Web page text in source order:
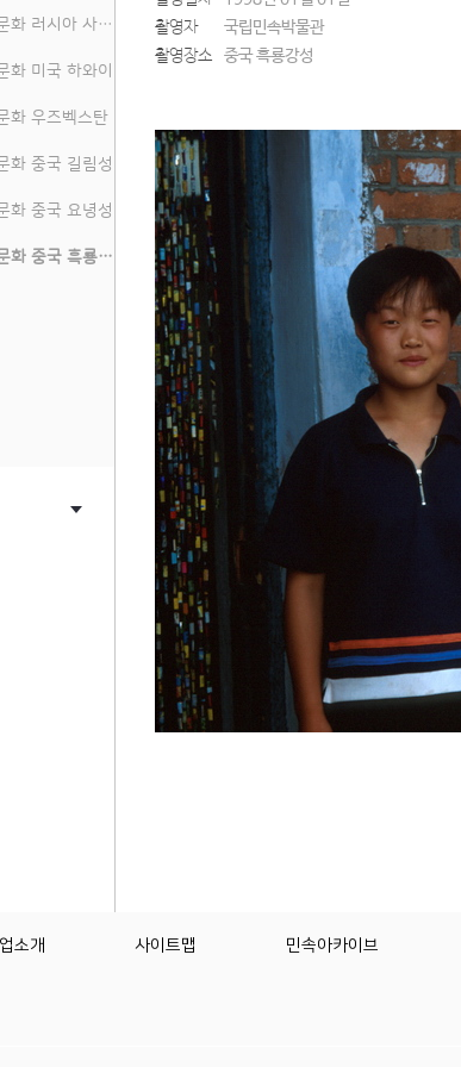
한인동포의 생활문화 러시아 사할린 연해주
화 미국 하와이
화 우즈벡스탄
화 중국 길림성
화 중국 요녕성
한인동포의 생활문화 중국 흑룡강성
촬영자
국립민속박물관
촬영장소
중국 흑룡강성
소개 사이트맵 민속아카이브